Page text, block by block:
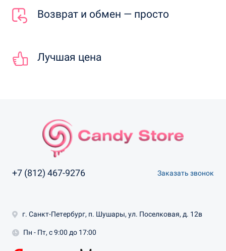
Возврат и обмен — просто
Лучшая цена
+7 (812) 467-9276 Заказать звонок
г. Санкт-Петербург, п. Шушары, ул. Поселковая, д. 12в
Пн - Пт, с 9:00 до 17:00